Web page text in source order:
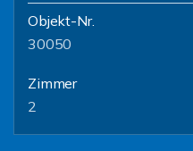
Objekt-Nr.
30050
Zimmer
2